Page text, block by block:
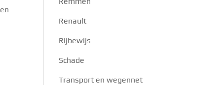
Renault
Rijbewijs
Schade
Transport en wegennet